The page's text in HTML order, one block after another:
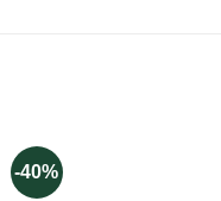
-40%